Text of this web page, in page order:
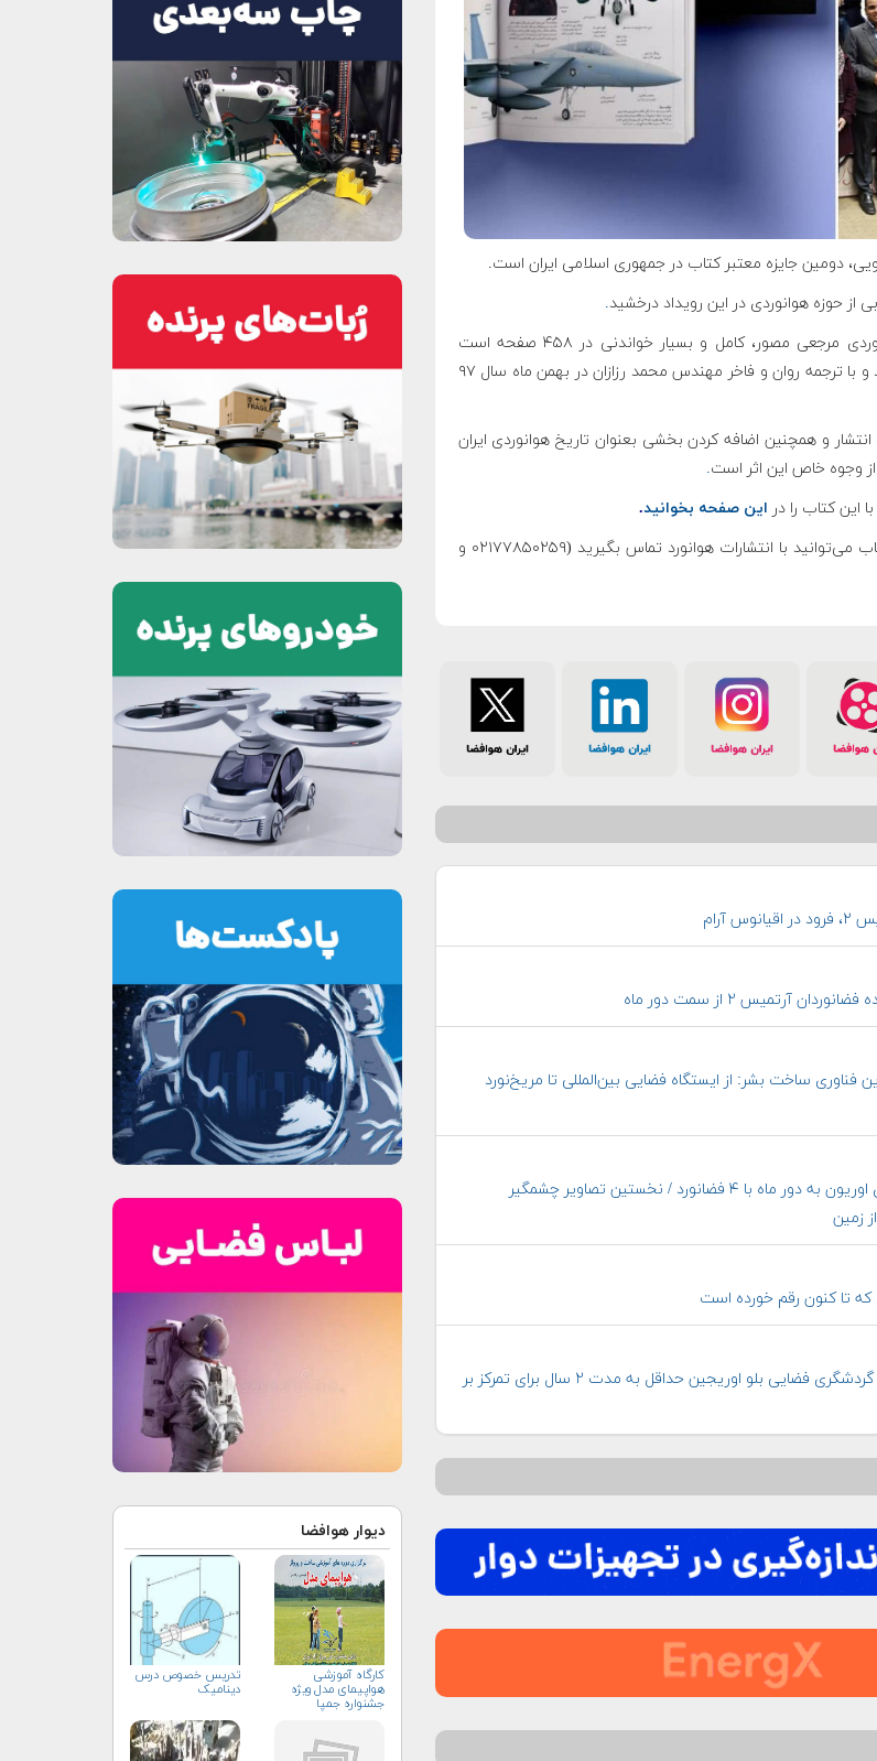
دومین جایزه معتبر کتاب در جمهوری اسلامی ایران است.
از حوزه هوانوردی در این رویداد درخشید.
پرواز؛ تاریخ کامل هوانوردی مرجعی مصور، کامل و بسیار خواندنی در ۴۵۸ صفحه است
توسط انتشارات هوانورد و با ترجمه روان و فاخر مهندس محمد رزازان در بهمن ماه سال ۹۷
انتشار و همچنین اضافه کردن بخشی بعنوان تاریخ هوانوردی ایران
وجوه خاص این اثر است.
این کتاب را در این صفحه بخوانید.
همچنین جهت تهیه کتاب می‌توانید با انتشارات هوانورد تماس بگیرید (۰۲۱۷۷۸۵۰۲۵۹ و
آرام
آرتمیس ۲ از سمت دور ماه
فناوری‌ ساخت بشر: از ایستگاه فضایی بین‌المللی تا مریخ‌نورد
پرتاب فضاپیمای اوریون به دور ماه با ۴ فضانورد / نخستین تصاویر چشمگیر
توقف پروازهای گردشگری فضایی بلو اوریجین حداقل به مدت ۲ سال برای تمرکز بر
دیوار هوافضا
کارگاه آموزشی
هواپیمای مدل ویژه
جشنواره جمپا
تدریس خصوص درس
دینامیک